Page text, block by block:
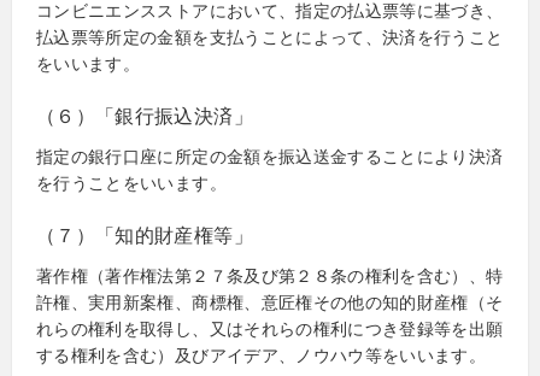
コンビニエンスストアにおいて、指定の払込票等に基づき、
払込票等所定の金額を支払うことによって、決済を行うこと
をいいます。
（６）「銀行振込決済」
指定の銀行口座に所定の金額を振込送金することにより決済
を行うことをいいます。
（７）「知的財産権等」
著作権（著作権法第２７条及び第２８条の権利を含む）、特
許権、実用新案権、商標権、意匠権その他の知的財産権（そ
れらの権利を取得し、又はそれらの権利につき登録等を出願
する権利を含む）及びアイデア、ノウハウ等をいいます。